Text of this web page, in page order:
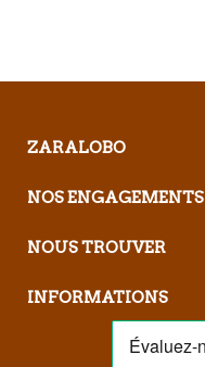
ZARALOBO
NOS ENGAGEMENTS
NOUS TROUVER
INFORMATIONS